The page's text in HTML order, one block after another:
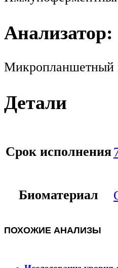
Анализатор:
Микропланшетный
Детали
Срок исполнения
Биоматериал
ПОХОЖИЕ АНАЛИЗЫ